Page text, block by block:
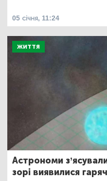
05 січня, 11:24
ЖИТТЯ
Астрономи
зорі виявилися